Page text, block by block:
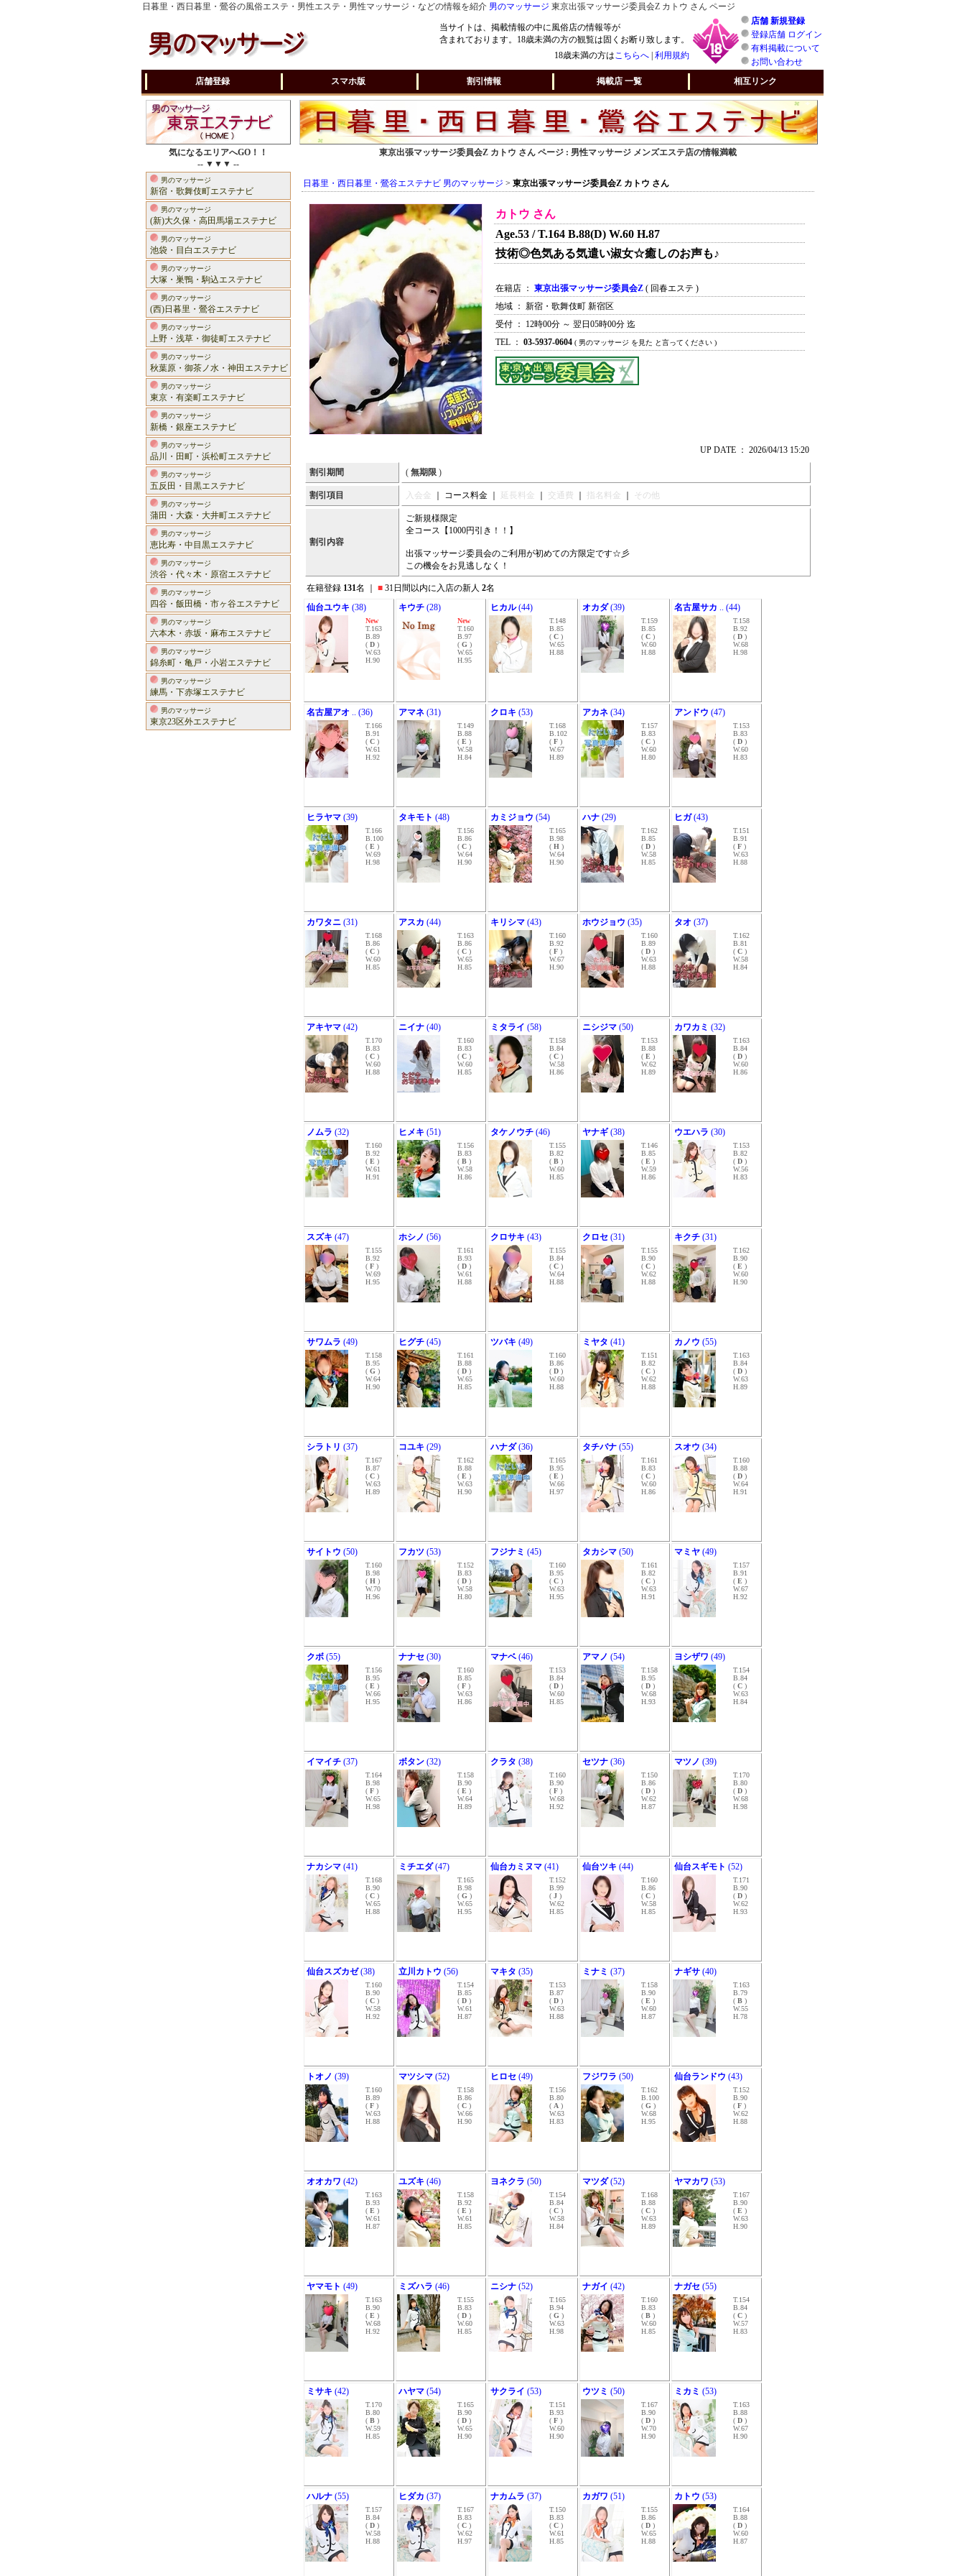
日暮里・西日暮里・鶯谷の風俗エステ・男性エステ・男性マッサージ・などの情報を紹介 男のマッサージ 東京出張マッサージ委員会Z カトウ さん ページ
当サイトは、掲載情報の中に風俗店の情報等が
含まれております。18歳未満の方の観覧は固くお断り致します。
18歳未満の方はこちらへ 利用規約
店舗 新規登録
登録店舗 ログイン
有料掲載について
お問い合わせ
店舗登録
スマホ版 割引情報 掲載店 一覧 相互リンク
気になるエリアへGO！！
-- ▼▼▼ --
男のマッサージ
新宿・歌舞伎町エステナビ
男のマッサージ
(新)大久保・高田馬場エステナビ
男のマッサージ
池袋・目白エステナビ
男のマッサージ
大塚・巣鴨・駒込エステナビ
男のマッサージ
(西)日暮里・鶯谷エステナビ
男のマッサージ
上野・浅草・御徒町エステナビ
男のマッサージ
秋葉原・御茶ノ水・神田エステナビ
男のマッサージ
東京・有楽町エステナビ
男のマッサージ
新橋・銀座エステナビ
男のマッサージ
品川・田町・浜松町エステナビ
男のマッサージ
五反田・目黒エステナビ
男のマッサージ
蒲田・大森・大井町エステナビ
男のマッサージ
恵比寿・中目黒エステナビ
男のマッサージ
渋谷・代々木・原宿エステナビ
男のマッサージ
四谷・飯田橋・市ヶ谷エステナビ
男のマッサージ
六本木・赤坂・麻布エステナビ
男のマッサージ
錦糸町・亀戸・小岩エステナビ
男のマッサージ
練馬・下赤塚エステナビ
男のマッサージ
東京23区外エステナビ
東京出張マッサージ委員会Z カトウ さん ページ : 男性マッサージ メンズエステ店の情報満載
日暮里・西日暮里・鶯谷エステナビ 男のマッサージ > 東京出張マッサージ委員会Z カトウ さん
カトウ さん
Age.53 / T.164 B.88(D) W.60 H.87
技術◎色気ある気遣い淑女☆癒しのお声も♪
在籍店 ： 東京出張マッサージ委員会Z ( 回春エステ )
地域 ： 新宿・歌舞伎町 新宿区
受付 ： 12時00分 ～ 翌日05時00分 迄
TEL ： 03-5937-0604 ( 男のマッサージ を見た と言ってください )
UP DATE ： 2026/04/13 15:20
割引期間 ( 無期限 )
割引項目 入会金 ｜ コース料金 ｜ 延長料金 交通費 指名料金 その他
割引内容
ご新規様限定
全コース【1000円引き！！】
出張マッサージ委員会のご利用が初めての方限定です☆彡
この機会をお見逃しなく！
在籍登録 131名 ｜ ■ 31日間以内に入店の新人 2名
仙台ユウキ (38)
New
T.163
B.89
( D )
W.63
H.90
キウチ (28)
New
T.160
B.97
( G )
W.65
H.95
ヒカル(44)
T.148
B.85
( C )
W.65
H.88
オカダ(39)
T.159
B.85
( C )
W.60
H.88
名古屋サカ .. (44)
T.158
B.92
( D )
W.68
H.98
名古屋アオ .. (36)
T.166
B.91
( C )
W.61
H.92
アマネ (31)
T.149
B.88
( E )
W.58
H.84
クロキ (53)
T.168
B.102
( F )
W.67
H.89
アカネ (34)
T.157
B.83
( C )
W.60
H.80
アンドウ (47)
T.153
B.83
( D )
W.60
H.83
ヒラヤマ (39)
T.166
B.100
( E )
W.69
H.98
タキモト (48)
T.156
B.86
( C )
W.64
H.90
カミジョウ (54)
T.165
B.98
( H )
W.64
H.90
ハナ (29)
T.162
B.85
( D )
W.58
H.85
ヒガ(43)
T.151
B.91
( F )
W.63
H.88
カワタニ (31)
T.168
B.86
( C )
W.60
H.85
アスカ (44)
T.163
B.86
( C )
W.65
H.85
キリシマ (43)
T.160
B.92
( F )
W.67
H.90
ホウジョウ (35)
T.160
B.89
( D )
W.63
H.88
タオ (37)
T.162
B.81
( C )
W.58
H.84
アキヤマ (42)
T.170
B.83
( C )
W.60
H.88
ニイナ (40)
T.160
B.83
( C )
W.60
H.85
ミタライ (58)
T.158
B.84
( C )
W.58
H.86
ニシジマ (50)
T.153
B.88
( E )
W.62
H.89
カワカミ (32)
T.163
B.84
( D )
W.60
H.86
ノムラ (32)
T.160
B.92
( E )
W.61
H.91
ヒメキ (51)
T.156
B.83
( B )
W.58
H.86
タケノウチ (46)
T.155
B.82
( B )
W.60
H.85
ヤナギ(38)
T.146
B.85
( E )
W.59
H.86
ウエハラ (30)
T.153
B.82
( D )
W.56
H.83
スズキ (47)
T.155
B.92
( F )
W.69
H.95
ホシノ (56)
T.161
B.93
( D )
W.61
H.88
クロサキ (43)
T.155
B.84
( C )
W.64
H.88
クロセ (31)
T.155
B.90
( C )
W.62
H.88
キクチ (31)
T.162
B.90
( E )
W.60
H.90
サワムラ (49)
T.158
B.95
( G )
W.64
H.90
ヒグチ (45)
T.161
B.88
( D )
W.65
H.85
ツバキ (49)
T.160
B.86
( D )
W.60
H.88
ミヤタ (41)
T.151
B.82
( C )
W.62
H.88
カノウ (55)
T.163
B.84
( D )
W.63
H.89
シラトリ (37)
T.167
B.87
( C )
W.63
H.89
コユキ (29)
T.162
B.88
( E )
W.63
H.90
ハナダ(36)
T.165
B.95
( E )
W.66
H.97
タチバナ (55)
T.161
B.83
( C )
W.60
H.86
スオウ (34)
T.160
B.88
( D )
W.64
H.91
サイトウ (50)
T.160
B.98
( H )
W.70
H.96
フカツ (53)
T.152
B.83
( D )
W.58
H.80
フジナミ (45)
T.160
B.95
( C )
W.63
H.95
タカシマ (50)
T.161
B.82
( C )
W.63
H.91
マミヤ (49)
T.157
B.91
( E )
W.67
H.92
クボ (55)
T.156
B.95
( E )
W.66
H.95
ナナセ (30)
T.160
B.85
( F )
W.63
H.86
マナベ (46)
T.153
B.84
( D )
W.60
H.85
アマノ (54)
T.158
B.95
( D )
W.68
H.93
ヨシザワ (49)
T.154
B.84
( C )
W.63
H.84
イマイチ (37)
T.164
B.98
( F )
W.65
H.98
ボタン (32)
T.158
B.90
( E )
W.64
H.89
クラタ (38)
T.160
B.90
( F )
W.68
H.92
セツナ (36)
T.150
B.86
( D )
W.62
H.87
マツノ (39)
T.170
B.80
( D )
W.68
H.98
ナカシマ (41)
T.168
B.90
( C )
W.65
H.88
ミチエダ(47)
T.165
B.98
( G )
W.65
H.95
仙台カミヌマ (41)
T.152
B.99
( J )
W.62
H.85
仙台ツキ (44)
T.160
B.86
( C )
W.58
H.85
仙台スギモト (52)
T.171
B.90
( D )
W.62
H.93
仙台スズカゼ(38)
T.160
B.90
( C )
W.58
H.92
立川カトウ (56)
T.154
B.85
( D )
W.61
H.87
マキタ (35)
T.153
B.87
( D )
W.63
H.88
ミナミ (37)
T.158
B.90
( E )
W.60
H.87
ナギサ (40)
T.163
B.79
( B )
W.55
H.78
トオノ (39)
T.160
B.89
( F )
W.63
H.88
マツシマ (52)
T.158
B.86
( C )
W.66
H.90
ヒロセ (49)
T.156
B.80
( A )
W.63
H.83
フジワラ (50)
T.162
B.100
( G )
W.68
H.95
仙台ランドウ (43)
T.152
B.90
( F )
W.62
H.88
オオカワ (42)
T.163
B.93
( E )
W.61
H.87
ユズキ (46)
T.158
B.92
( E )
W.61
H.85
ヨネクラ (50)
T.154
B.84
( C )
W.58
H.84
マツダ(52)
T.168
B.88
( C )
W.63
H.89
ヤマカワ (53)
T.167
B.90
( E )
W.63
H.90
ヤマモト (49)
T.163
B.90
( E )
W.68
H.92
ミズハラ (46)
T.155
B.83
( D )
W.60
H.85
ニシナ (52)
T.165
B.94
( G )
W.63
H.98
ナガイ (42)
T.160
B.83
( B )
W.60
H.85
ナガセ (55)
T.154
B.84
( C )
W.57
H.83
ミサキ (42)
T.170
B.80
( B )
W.59
H.85
ハヤマ (54)
T.165
B.90
( D )
W.65
H.90
サクライ (53)
T.151
B.93
( F )
W.60
H.90
ウツミ (50)
T.167
B.90
( D )
W.70
H.90
ミカミ (53)
T.163
B.88
( D )
W.67
H.90
ハルナ (55)
T.157
B.84
( D )
W.58
H.88
ヒダカ (37)
T.167
B.83
( C )
W.62
H.97
ナカムラ (37)
T.150
B.83
( C )
W.61
H.85
カガワ (51)
T.155
B.86
( D )
W.65
H.88
カトウ (53)
T.164
B.88
( D )
W.60
H.87